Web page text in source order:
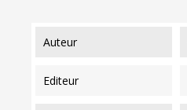
auteur
editeur